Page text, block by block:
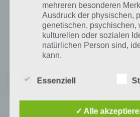
Mini Racing Adventures für
Google Play Store
Mini-Rennabenteuer
mehreren besonderen
Ausdruck der physischen,
genetischen, psychischen,
kulturellen oder sozialen
natürlichen Person sind,
kann.
Betroffene Person ist jede
Essenziell
✓ Alle